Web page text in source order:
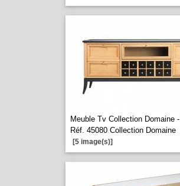
Meuble Tv Collection Domaine -
Réf. 45080 Collection Domaine
[5 image(s)]